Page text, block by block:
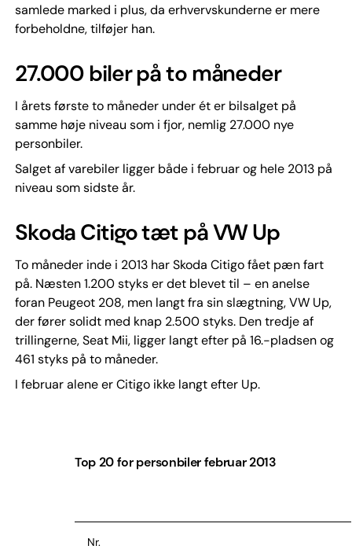
samlede marked i plus, da erhvervskunderne er mere
forbeholdne, tilføjer han.
27.000 biler på to måneder
I årets første to måneder under ét er bilsalget på
samme høje niveau som i fjor, nemlig 27.000 nye
personbiler.
Salget af varebiler ligger både i februar og hele 2013 på
niveau som sidste år.
Skoda Citigo tæt på VW Up
To måneder inde i 2013 har Skoda Citigo fået pæn fart
på. Næsten 1.200 styks er det blevet til – en anelse
foran Peugeot 208, men langt fra sin slægtning, VW Up,
der fører solidt med knap 2.500 styks. Den tredje af
trillingerne, Seat Mii, ligger langt efter på 16.-pladsen og
461 styks på to måneder.
I februar alene er Citigo ikke langt efter Up.
Top 20 for personbiler februar 2013
Nr.